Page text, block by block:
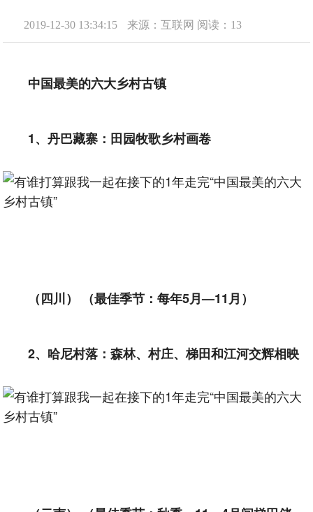
2019-12-30 13:34:15 来源：互联网 阅读：13
中国最美的六大乡村古镇
1、丹巴藏寨：田园牧歌乡村画卷
（四川） （最佳季节：每年5月—11月）
2、哈尼村落：森林、村庄、梯田和江河交辉相映